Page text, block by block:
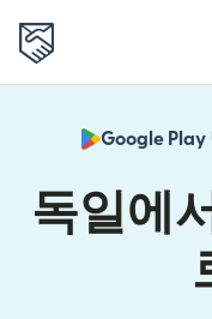
Google Play
독일에